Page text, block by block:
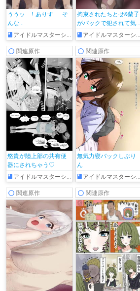
ううッ…！ありす……そ
んな…
アイドルマスターシンデレラガールズ
拘束されたちとせ&蘭子
がバックで犯されて気
持ちよくなっちゃう!!
アイドルマスターシンデレラガールズ
関連原作
悠貴が陸上部の共有便
器にされちゃう♡
アイドルマスターシンデレラガールズ
関連原作
無気力寝バックしぶり
ん
アイドルマスターシンデレラガールズ
関連原作 関連原作